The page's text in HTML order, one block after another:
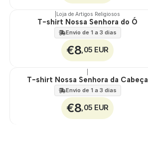
Loja de Artigos Religiosos
T-shirt Nossa Senhora do Ó
Envio de 1 a 3 dias
€8 ,05 EUR
🇵🇹T-shirt Nossa Senhora da Cabeça
Envio de 1 a 3 dias
€8 ,05 EUR